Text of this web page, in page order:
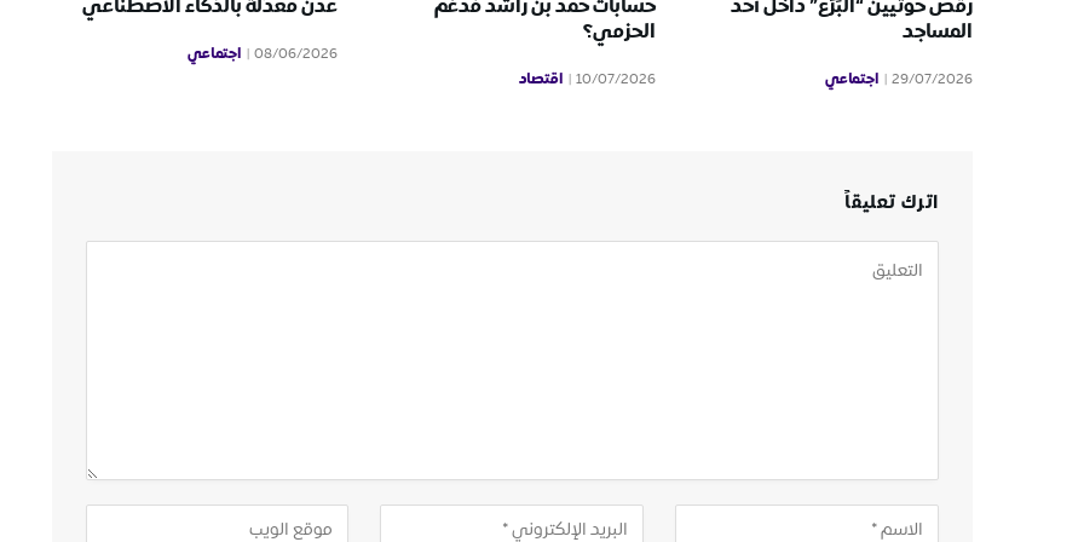
المساجد
29/07/2026 اجتماعي
الحزمي؟
10/07/2026 اقتصاد
08/06/2026 اجتماعي
اترك تعليقاً